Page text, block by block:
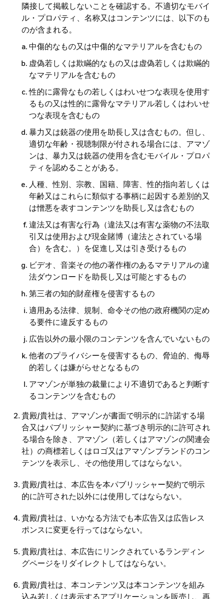
隣接して掲載しないことを確認する。不適切なモバイ
ル・プロパティ、名称又はコンテンツには、以下のも
のが含まれる。
中傷的なもの又は中傷的なマテリアルを含むもの
虚偽若しくは欺瞞的なもの又は虚偽若しくは欺瞞的
なマテリアルを含むもの
性的に露骨なもの若しくはわいせつな表現を使用す
るもの又は性的に露骨なマテリアル若しくはわいせ
つな表現を含むもの
暴力又は銃器の使用を助長し又は含むもの。但し、
適切な年齢・視聴制限が付される場合には、アマゾ
ンは、暴力又は銃器の使用を含むモバイル・プロパ
ティを認めることがある。
人種、性別、宗教、国籍、障害、性的指向若しくは
年齢又はこれらに類似する事柄に起因する差別的又
は憎悪を表すコンテンツを助長し又は含むもの
違法又は有害な行為（違法又は有害な薬物の不法取
引又は使用および現金賭博（違法とされている場
合）を含む。）を促進し又は引き受けるもの
ビデオ、音楽その他の著作権のあるマテリアルの違
法ダウンロードを助長し又は可能とするもの
第三者の知的財産権を侵害するもの
適用ある法律、規制、命令その他の政府機関の定め
る要件に違反するもの
広告以外の最小限のコンテンツを含んでいないもの
他者のプライバシーを侵害するもの、脅迫的、侮辱
的若しくは嫌がらせとなるもの
アマゾンが単独の裁量により不適切であると判断す
るコンテンツを含むもの
貴殿/貴社は、アマゾンが書面で明示的に許諾する場
合又はパブリッシャー契約に基づき明示的に許可され
る場合を除き、アマゾン（若しくはアマゾンの関連会
社）の商標若しくはロゴ又はアマゾンブランドのコン
テンツを表示し、その他使用してはならない。
貴殿/貴社は、本広告を本パブリッシャー契約で明示
的に許可された以外には使用してはならない。
貴殿/貴社は、いかなる方法でも本広告又は広告レス
ポンスに変更を行ってはならない。
貴殿/貴社は、本広告にリンクされているランディン
グページをリダイレクトしてはならない。
貴殿/貴社は、本コンテンツ又は本コンテンツを組み
込み若しくは表示するアプリケーションを販売し、再